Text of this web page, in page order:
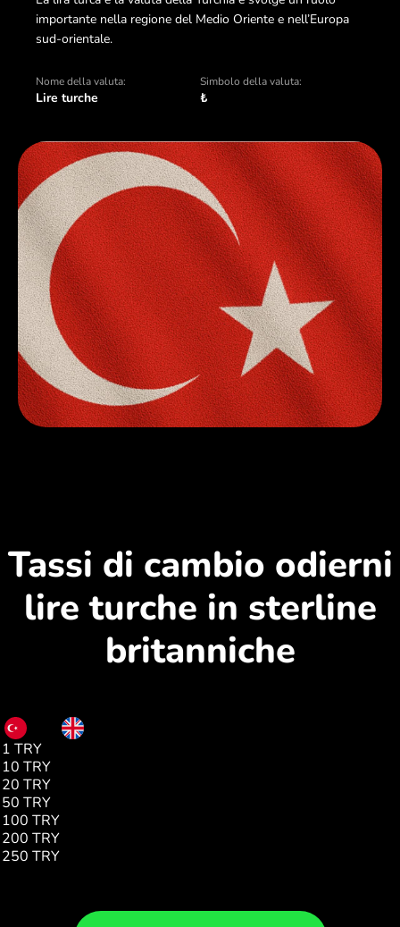
importante nella regione del Medio Oriente e nell’Europa
sud-orientale.
Nome della valuta:
Lire turche
Simbolo della valuta:
₺
Tassi di cambio odierni
lire turche in sterline
britanniche
TRY
1 TRY
10 TRY
20 TRY
50 TRY
100 TRY
200 TRY
250 TRY